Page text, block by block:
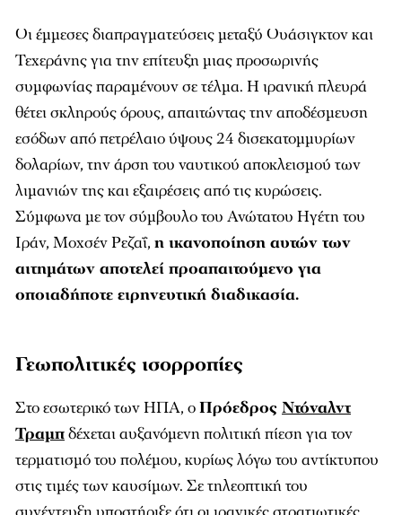
Οι έμμεσες διαπραγματεύσεις μεταξύ Ουάσιγκτον και
Τεχεράνης για την επίτευξη μιας προσωρινής
συμφωνίας παραμένουν σε τέλμα. Η ιρανική πλευρά
θέτει σκληρούς όρους, απαιτώντας την αποδέσμευση
εσόδων από πετρέλαιο ύψους 24 δισεκατομμυρίων
δολαρίων, την άρση του ναυτικού αποκλεισμού των
λιμανιών της και εξαιρέσεις από τις κυρώσεις.
Σύμφωνα με τον σύμβουλο του Ανώτατου Ηγέτη του
Ιράν, Μοχσέν Ρεζαΐ, η ικανοποίηση αυτών των
αιτημάτων αποτελεί προαπαιτούμενο για
οποιαδήποτε ειρηνευτική διαδικασία.
Γεωπολιτικές ισορροπίες
Στο εσωτερικό των ΗΠΑ, οΠρόεδρος Ντόναλντ
Τραμπδέχεται αυξανόμενη πολιτική πίεση για τον
τερματισμό του πολέμου, κυρίως λόγω του αντίκτυπου
στις τιμές των καυσίμων. Σε τηλεοπτική του